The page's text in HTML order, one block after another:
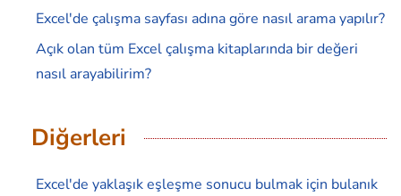
Excel'de çalışma sayfası adına göre nasıl arama yapılır?
Açık olan tüm Excel çalışma kitaplarında bir değeri
nasıl arayabilirim?
Diğerleri
Excel'de yaklaşık eşleşme sonucu bulmak için bulanık